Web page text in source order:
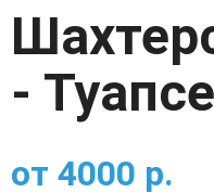
- Туапсе
от 4000 р.